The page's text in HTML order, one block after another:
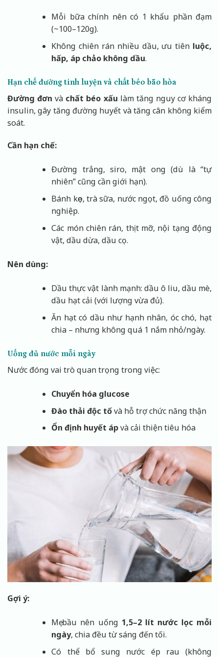
Mỗi bữa chính nên có 1 khẩu phần đạm
(~100–120g).
Không chiên rán nhiều dầu, ưu tiên luộc,
hấp, áp chảo không dầu.
Hạn chế đường tinh luyện và chất béo bão hòa
Đường đơn và chất béo xấu làm tăng nguy cơ kháng
insulin, gây tăng đường huyết và tăng cân không kiểm
soát.
Cần hạn chế:
Đường trắng, siro, mật ong (dù là “tự
nhiên” cũng cần giới hạn).
Bánh kẹo, trà sữa, nước ngọt, đồ uống công
nghiệp.
Các món chiên rán, thịt mỡ, nội tạng động
vật, dầu dừa, dầu cọ.
Nên dùng:
Dầu thực vật lành mạnh: dầu ô liu, dầu mè,
dầu hạt cải (với lượng vừa đủ).
Ăn hạt có dầu như hạnh nhân, óc chó, hạt
chia – nhưng không quá 1 nắm nhỏ/ngày.
Uống đủ nước mỗi ngày
Nước đóng vai trò quan trọng trong việc:
Chuyển hóa glucose
Đào thải độc tốvà hỗ trợ chức năng thận
Ổn định huyết ápvà cải thiện tiêu hóa
Gợi ý:
Mẹ bầu nên uống 1,5–2 lít nước lọc mỗi
ngày, chia đều từ sáng đến tối.
Có thể bổ sung nước ép rau (không